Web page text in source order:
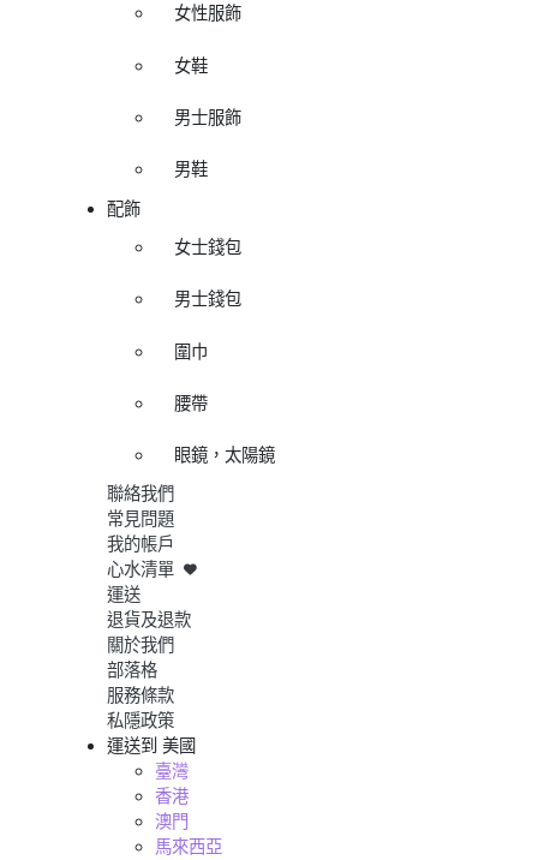
女性服飾
女鞋
男士服飾
男鞋
配飾
女士錢包
男士錢包
圍巾
腰帶
眼鏡，太陽鏡
聯絡我們
常見問題
我的帳戶
心水清單
運送
退貨及退款
關於我們
部落格
服務條款
私隱政策
運送到 美國
臺灣
香港
澳門
馬來西亞